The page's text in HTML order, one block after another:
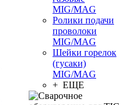
MIG/MAG
Ролики подачи
проволоки
MIG/MAG
Шейки горелок
(гусаки)
MIG/MAG
+ ЕЩЕ